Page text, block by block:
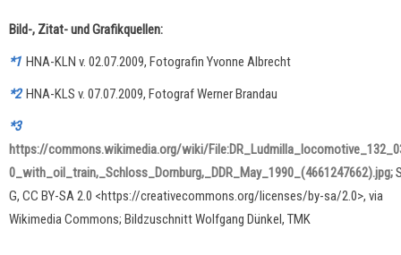
Bild-, Zitat- und Grafikquellen:
*1 HNA-KLN v. 02.07.2009, Fotografin Yvonne Albrecht
*2 HNA-KLS v. 07.07.2009, Fotograf Werner Brandau
*3
https://commons.wikimedia.org/wiki/
0_with_oil_train,_Schloss_Dornburg,_DDR_May_1990_(4661247662).jpg;
G, CC BY-SA 2.0 <https://creativecommons.org/licenses/by-sa/2.0>, via
Wikimedia Commons; Bildzuschnitt Wolfgang Dünkel, TMK